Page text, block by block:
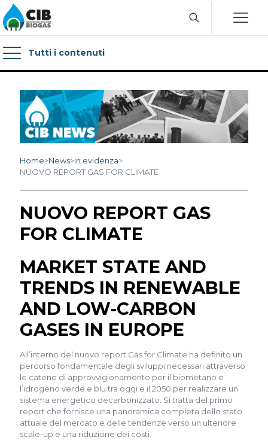
Tutti i contenuti
Home>News>In evidenza>
NUOVO REPORT GAS FOR CLIMATE
NUOVO REPORT GAS
FOR CLIMATE
MARKET STATE AND
TRENDS IN RENEWABLE
AND LOW-CARBON
GASES IN EUROPE
All’interno del nuovo report Gas for Climate ha definito un
percorso fondamentale degli sviluppi necessari attraverso
le catene di approvvigionamento per il biometano e
l’idrogeno verde e blu tra oggi e il 2050 per realizzare un
sistema energetico decarbonizzato. Si tratta del primo
report che fornisce una panoramica completa dello stato
attuale del mercato e delle tendenze verso un ulteriore
scale-up e una riduzione dei costi.